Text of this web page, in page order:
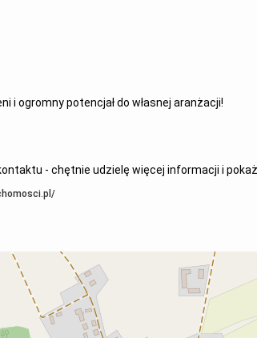
i ogromny potencjał do własnej aranżacji!
- chętnie udzielę więcej informacji i